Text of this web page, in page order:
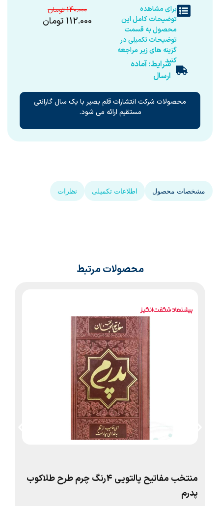
برای مشاهده
توضیحات کامل این
محصول به قسمت
توضیحات تکمیلی در
گزینه های زیر مراجعه
کنیدشرایط: آماده
ارسال
140.000
112.000 تومان
محصولات شرکت انتشارات قلم بصیر با یک سال گارانتی
مستقیم ارائه می شود.
مشخصات محصول اطلاعات تکمیلی نظرات
محصولات مرتبط
منتخب مفاتیح پالتویی 4رنگ چرم طرح طلاکوب
پدرم